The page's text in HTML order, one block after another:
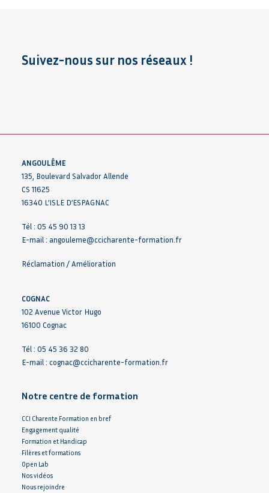
Suivez-nous sur nos réseaux !
ANGOULÊME
135, Boulevard Salvador Allende
CS 11625
16340 L’ISLE D’ESPAGNAC
Tél : 05 45 90 13 13
E-mail : angouleme@ccicharente-formation.fr
Réclamation / Amélioration
COGNAC
102 Avenue Victor Hugo
16100 Cognac
Tél : 05 45 36 32 80
E-mail : cognac@ccicharente-formation.fr
Notre centre de formation
CCI Charente Formation en bref
Engagement qualité
Formation et Handicap
Filères et formations
Open Lab
Nos vidéos
Nous rejoindre